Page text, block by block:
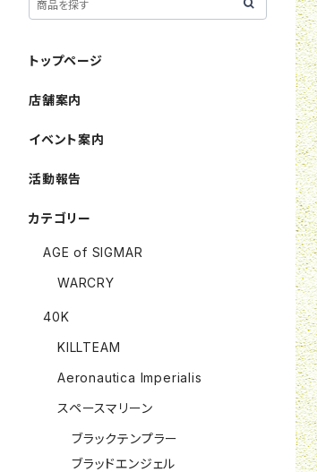
トップページ
店舗案内
イベント案内
活動報告
カテゴリー
AGE of SIGMAR
WARCRY
40K
KILLTEAM
Aeronautica Imperialis
スペースマリーン
ブラックテンプラー
ブラッドエンジェル